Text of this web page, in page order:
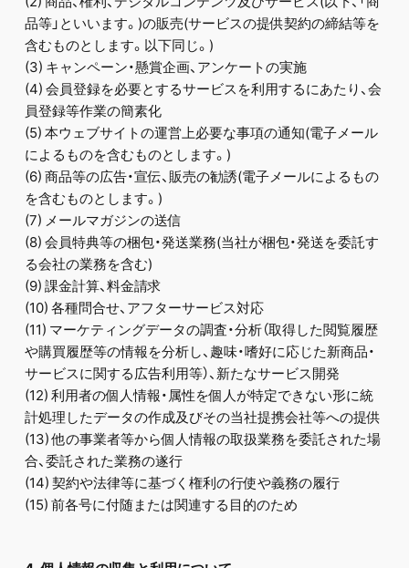
品等」といいます。)の販売(サービスの提供契約の締結等を
含むものとします。以下同じ。)
(3) キャンペーン・懸賞企画、アンケートの実施
(4) 会員登録を必要とするサービスを利用するにあたり、会
員登録等作業の簡素化
(5) 本ウェブサイトの運営上必要な事項の通知(電子メール
によるものを含むものとします。)
(6) 商品等の広告・宣伝、販売の勧誘(電子メールによるもの
を含むものとします。)
(7) メールマガジンの送信
(8) 会員特典等の梱包・発送業務(当社が梱包・発送を委託す
る会社の業務を含む)
(9) 課金計算、料金請求
(10) 各種問合せ、アフターサービス対応
(11) マーケティングデータの調査・分析（取得した閲覧履歴
や購買履歴等の情報を分析し、趣味・嗜好に応じた新商品・
サービスに関する広告利用等）、新たなサービス開発
(12) 利用者の個人情報・属性を個人が特定できない形に統
計処理したデータの作成及びその当社提携会社等への提供
(13) 他の事業者等から個人情報の取扱業務を委託された場
合、委託された業務の遂行
(14) 契約や法律等に基づく権利の行使や義務の履行
(15) 前各号に付随または関連する目的のため